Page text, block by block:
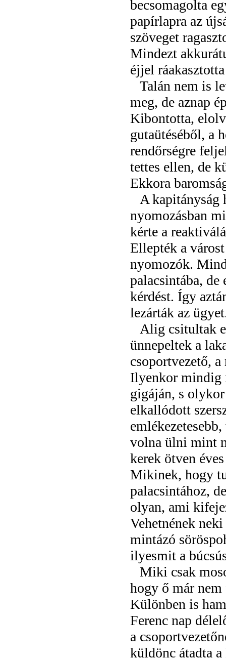
becsomagolta
papírlapra az
szöveget
Mindezt
éjjel
Talán nem is
meg, de aznap
Kibontotta,
gutaütéséből, a
rendőrségre
tettes ellen, de
Ekkora
A kapitányság
nyomozásban
kérte a
Ellepték a
nyomozók.
palacsintába,
kérdést. Így
lezárták az
Alig csitultak
ünnepeltek a
csoportvezető,
Ilyenkor mindig
gigáján, s
elkallódott
volna ülni mint
kerek ötven
Mikinek, hogy
palacsintához,
olyan, ami
Vehetnének
mintázó
ilyesmit a
Miki csak
hogy ő már
Különben is
Ferenc nap
a
küldönc átadta